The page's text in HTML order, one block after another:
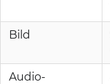
Bild
Audio-